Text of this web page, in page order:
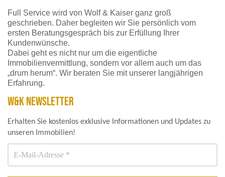
Full Service wird von Wolf & Kaiser ganz groß
geschrieben. Daher begleiten wir Sie persönlich vom
ersten Beratungsgespräch bis zur Erfüllung Ihrer
Kundenwünsche.
Dabei geht es nicht nur um die eigentliche
Immobilienvermittlung, sondern vor allem auch um das
„drum herum“. Wir beraten Sie mit unserer langjährigen
Erfahrung.
W&K NEWSLETTER
Erhalten Sie kostenlos exklusive Informationen und Updates zu
unseren Immobilien!